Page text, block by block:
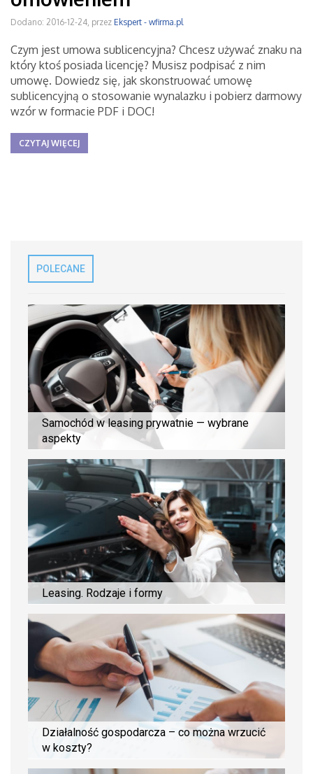
Dodano: 2016-12-24, przez Ekspert - wfirma.pl
Czym jest umowa sublicencyjna? Chcesz używać znaku na
który ktoś posiada licencję? Musisz podpisać z nim
umowę. Dowiedz się, jak skonstruować umowę
sublicencyjną o stosowanie wynalazku i pobierz darmowy
wzór w formacie PDF i DOC!
CZYTAJ WIĘCEJ
POLECANE
Samochód w leasing prywatnie — wybrane
aspekty
Leasing. Rodzaje i formy
Działalność gospodarcza – co można wrzucić
w koszty?